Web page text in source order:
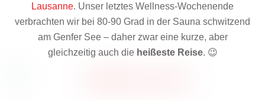
Lausanne. Unser letztes Wellness-Wochenende
verbrachten wir bei 80-90 Grad in der Sauna schwitzend
am Genfer See – daher zwar eine kurze, aber
gleichzeitig auch die heißeste Reise. 😉